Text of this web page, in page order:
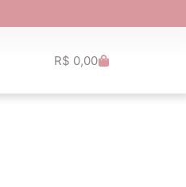
R$ 0,00